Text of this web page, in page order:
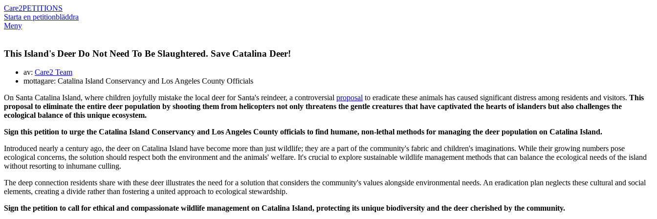
Care2PETITIONS
Starta en petitionbläddra
Meny
This Island's Deer Do Not Need To Be Slaughtered. Save Catalina Deer!
av: Care2 Team
mottagare: Catalina Island Conservancy and Los Angeles County Officials
On Santa Catalina Island, where children joyfully mistake the local deer for Santa's reindeer, a controversial proposal to eradicate these animals has caused significant distress among residents and visitors. This
proposal to eliminate the entire deer population by shooting them from helicopters not only threatens the gentle creatures that have captivated the hearts of islanders but also challenges the
ecological balance of this unique ecosystem.
Sign this petition to urge the Catalina Island Conservancy and Los Angeles County officials to find humane, non-lethal methods for managing the deer population on Catalina Island.
Introduced nearly a century ago, the deer on Catalina Island have become more than just wildlife; they are a part of the community's fabric and children's imaginations. While their growing numbers pose
ecological concerns, the solution should respect both the environment and the animals' welfare. It's crucial to explore sustainable wildlife management methods that can balance the ecological needs of the island
without resorting to inhumane culling.
The deep connection residents share with these deer illustrates the need for a solution that considers the community's values alongside environmental needs. An eradication plan neglects these cultural and social
elements, creating a divide rather than fostering a united approach to ecological stewardship.
Sign the petition to call for ethical and compassionate wildlife management on Catalina Island, protecting its unique biodiversity and the deer cherished by the community.